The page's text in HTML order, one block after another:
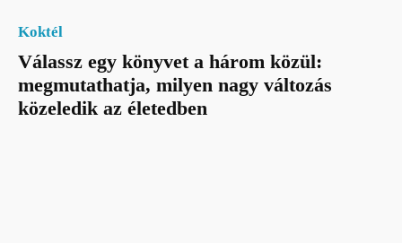
Koktél
Válassz egy könyvet a három közül:
megmutathatja, milyen nagy változás
közeledik az életedben